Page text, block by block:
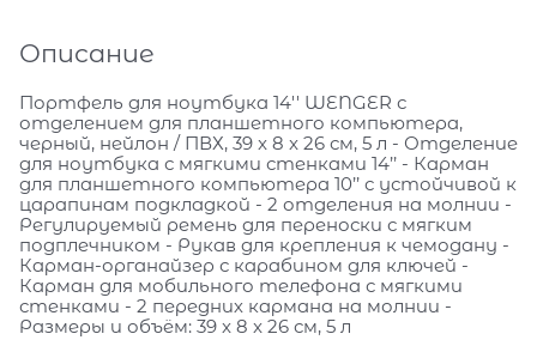
Описание
Портфель для ноутбука 14'' WENGER с
отделением для планшетного компьютера,
черный, нейлон / ПВХ, 39 x 8 x 26 см, 5 л - Отделение
для ноутбука с мягкими стенками 14’’ - Карман
для планшетного компьютера 10’’ с устойчивой к
царапинам подкладкой - 2 отделения на молнии -
Регулируемый ремень для переноски с мягким
подплечником - Рукав для крепления к чемодану -
Карман-органайзер с карабином для ключей -
Карман для мобильного телефона с мягкими
стенками - 2 передних кармана на молнии -
Размеры и объём: 39 x 8 x 26 см, 5 л